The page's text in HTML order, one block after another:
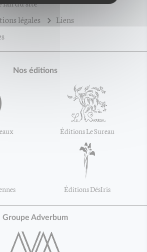
du site
légales
Liens
Nos éditions
Éditions Le Sureau
Éditions DésIris
Groupe Adverbum